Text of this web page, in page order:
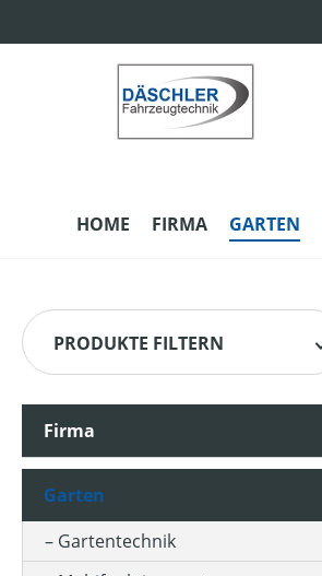
HOME FIRMA GARTEN
PRODUKTE FILTERN
HERSTELLER
Firma
Garten
Gartentechnik